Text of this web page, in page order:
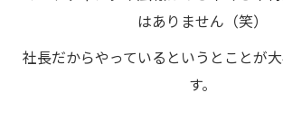
はありません（笑）
社長だからやっているというとことが
す。